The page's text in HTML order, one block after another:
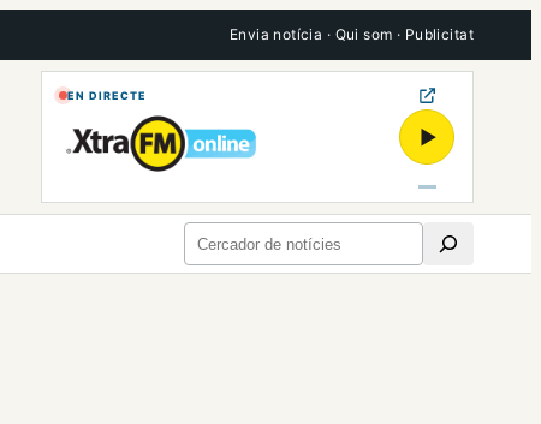
Envia notícia · Qui som · Publicitat
EN DIRECTE
▶
Cerca